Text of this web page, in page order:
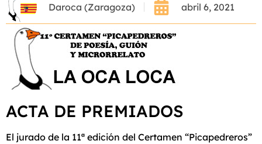
Daroca (Zaragoza) abril 6, 2021
ACTA DE PREMIADOS
El jurado de la 11ª edición del Certamen “Picapedreros”